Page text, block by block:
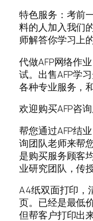
特色服务：考前
料的人加入我们
师解答你学习上
代做AFP网络作
试。出售AFP学
各种专业服务，
欢迎购买AFP咨询
帮您通过AFP结
询团队老师来帮
是购买服务顾客
业研究团队，传
A4纸双面打印，
页。已经是最低
但帮客户打印出